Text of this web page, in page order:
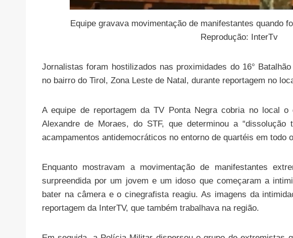
Equipe gravava movimentação de manifestantes quando
Reprodução: InterTv
Jornalistas foram hostilizados nas proximidades do 16°
no bairro do Tirol, Zona Leste de Natal, durante reportagem no
A equipe de reportagem da TV Ponta Negra cobria no local
Alexandre de Moraes, do STF, que determinou a
acampamentos antidemocráticos no entorno de quartéis em todo
Enquanto mostravam a movimentação de manifestantes
surpreendida por um jovem e um idoso que começaram a
bater na câmera e o cinegrafista reagiu. As imagens da
reportagem da InterTV, que também trabalhava na região.